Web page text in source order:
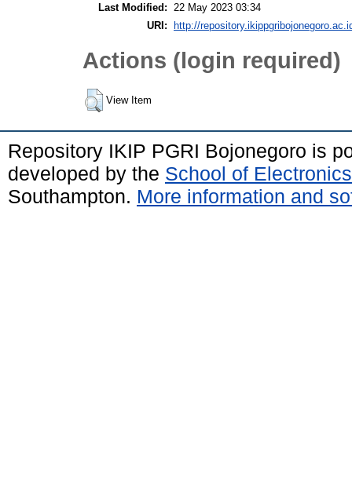
Last Modified:
22 May 2023 03:34
URI:
http://
Actions (login required)
View Item
Repository IKIP PGRI Bojonegoro is
developed by the School of
Southampton. More information and